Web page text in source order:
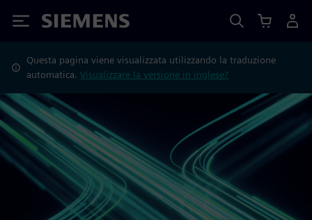
Siemens
Questa pagina viene visualizzata utilizzando la traduzione
automatica.Visualizzare la versione in inglese?